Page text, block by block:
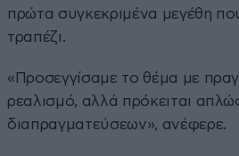
πρώτα συγκεκριμένα μεγέθη
τραπέζι.
«Προσεγγίσαμε το θέμα με
ρεαλισμό, αλλά πρόκειται
διαπραγματεύσεων», ανέφερε.